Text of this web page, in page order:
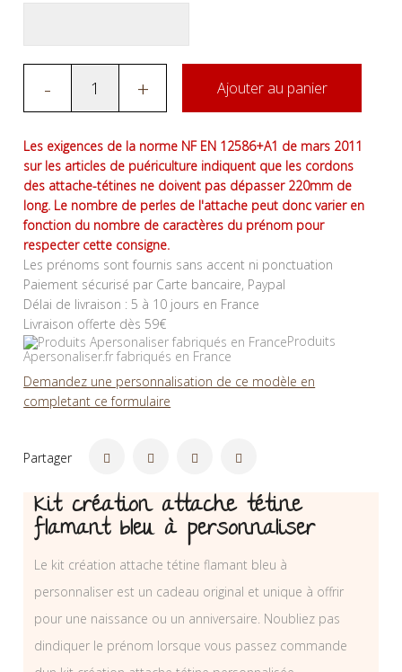
- + Ajouter au panier
Les exigences de la norme NF EN 12586+A1 de mars 2011
sur les articles de puériculture indiquent que les cordons
des attache-tétines ne doivent pas dépasser 220mm de
long. Le nombre de perles de l'attache peut donc varier en
fonction du nombre de caractères du prénom pour
respecter cette consigne.
Les prénoms sont fournis sans accent ni ponctuation
Paiement sécurisé par Carte bancaire, Paypal
Délai de livraison : 5 à 10 jours en France
Livraison offerte dès 59€
Produits
Apersonaliser.fr fabriqués en France
Demandez une personnalisation de ce modèle en
completant ce formulaire
Partager
Kit création attache tétine
flamant bleu à personnaliser
Le kit création attache tétine flamant bleu à
personnaliser est un cadeau original et unique à offrir
pour une naissance ou un anniversaire. Noubliez pas
dindiquer le prénom lorsque vous passez commande